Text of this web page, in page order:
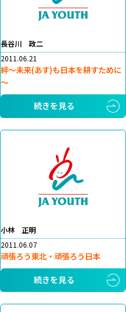
長谷川 政二
2011.06.21
絆～未来(あす)も日本を耕すために
～
続きを見る
小林 正明
2011.06.07
頑張ろう東北・頑張ろう日本
続きを見る